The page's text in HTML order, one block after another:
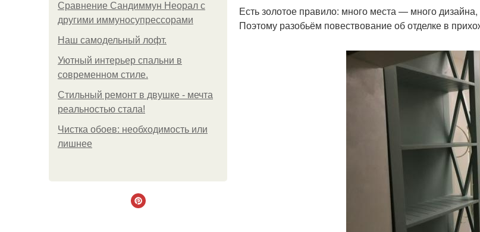
Сравнение Сандиммун Неорал с
другими иммуносупрессорами
Наш самодельный лофт.
Уютный интерьер спальни в
современном стиле.
Стильный ремонт в двушке - мечта
реальностью стала!
Чистка обоев: необходимость или
лишнее
Есть золотое правило: много места — много
Поэтому разобьём повествование об отделке в